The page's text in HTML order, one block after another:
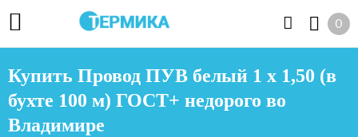
0
Купить Провод ПУВ белый 1 x 1,50 (в
бухте 100 м) ГОСТ+ недорого во
Владимире